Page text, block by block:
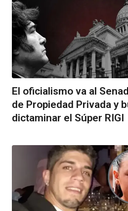
El oficialismo va al
de Propiedad Privada y
dictaminar el Súper RIGI